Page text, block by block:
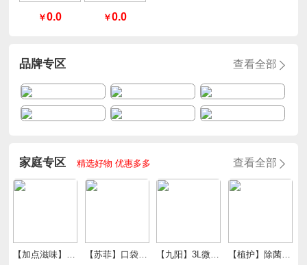
￥0.0 ￥0.0
品牌专区 查看全部
家庭专区 精选好物 优惠多多 查看全部
【苏菲】口袋魔法零味感超薄棉柔日用240mm*10片/包